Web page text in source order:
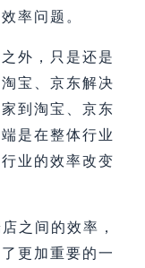
率问题。
外，只是还是
宝、京东解决
到淘宝、京东
是在整体行业
业的效率改变
之间的效率，
更加重要的一